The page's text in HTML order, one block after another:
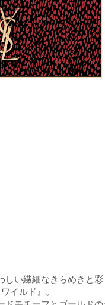
しい繊細なきらめきと
イルド』。